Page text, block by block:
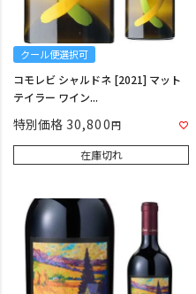
クール便選択可
コモレビ シャルドネ [2021] マット
テイラー ワイン...
特別価格 30,800
在庫切れ